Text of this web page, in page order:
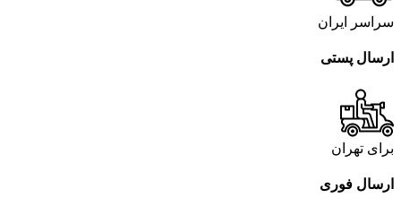
سراسر ایران
ارسال پستی
برای تهران
ارسال فوری